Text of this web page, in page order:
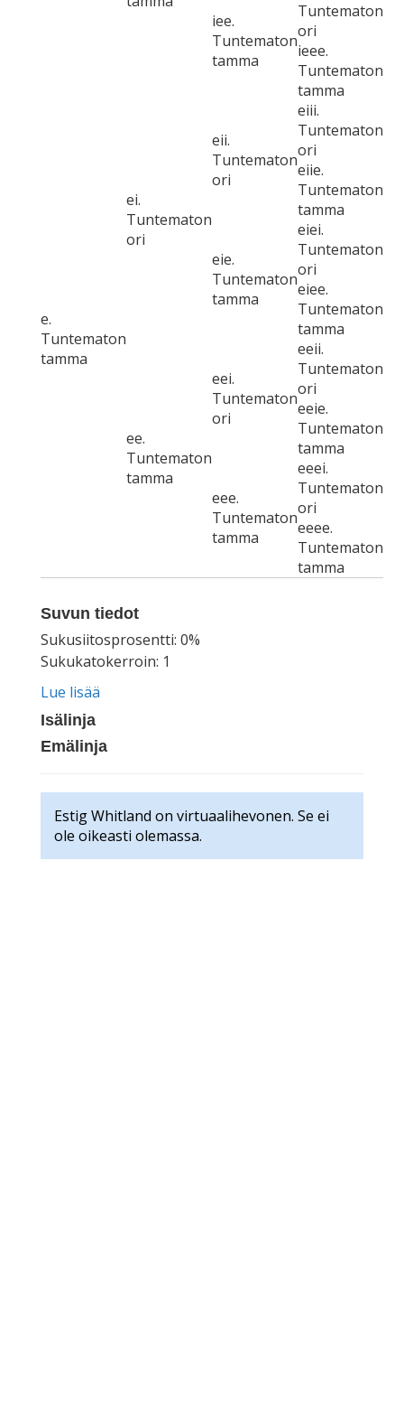
iee.
Tuntematon
tamma
Tuntematon
ori
ieee.
Tuntematon
tamma
e.
Tuntematon
tamma
ei.
Tuntematon
ori
eii.
Tuntematon
ori
eiii.
Tuntematon
ori
eiie.
Tuntematon
tamma
eie.
Tuntematon
tamma
eiei.
Tuntematon
ori
eiee.
Tuntematon
tamma
ee.
Tuntematon
tamma
eei.
Tuntematon
ori
eeii.
Tuntematon
ori
eeie.
Tuntematon
tamma
eee.
Tuntematon
tamma
eeei.
Tuntematon
ori
eeee.
Tuntematon
tamma
Suvun tiedot
Sukusiitosprosentti: 0%
Sukukatokerroin: 1
Lue lisää
Isälinja
Emälinja
Estig Whitland on virtuaalihevonen. Se ei
ole oikeasti olemassa.